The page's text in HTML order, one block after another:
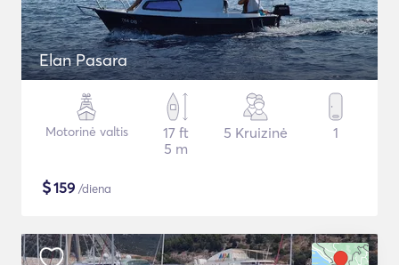
Elan Pasara
Motorinė valtis
17 ft
5 m
5 Kruizinė 1
$159 /diena